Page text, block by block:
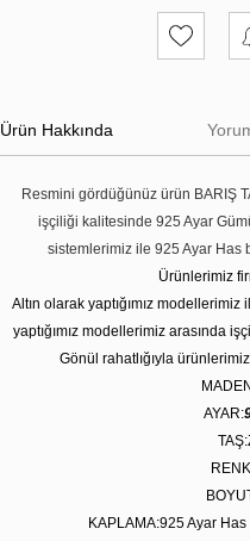
Ürün Hakkında
Resmini gördüğünüz ürün BARIŞ
işçiliği kalitesinde 925 Ayar
sistemlerimiz ile 925 Ayar Has
Ürünlerimiz
Altın olarak yaptığımız
yaptığımız modellerimiz arasında
Gönül rahatlığıyla
AYAR:
KAPLAMA:925 Ayar